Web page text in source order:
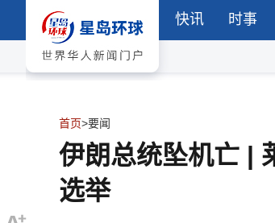
快讯 时事
首页>要闻
伊朗总统坠机亡 |
选举